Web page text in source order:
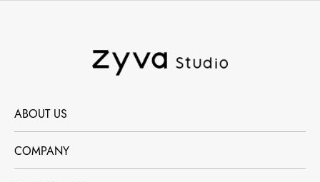
ABOUT US
COMPANY